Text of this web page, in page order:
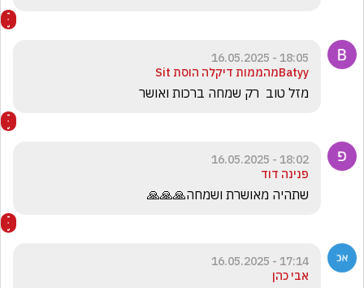
18:05 - 16.05.2025
Batyyמהממות דיקלה הוסת Sit
מזל טוב  רק שמחה ברכות ואושר
18:02 - 16.05.2025
פנינה דוד
שתהיה מאושרת ושמחה🙏🙏🙏
17:14 - 16.05.2025
אבי כהן